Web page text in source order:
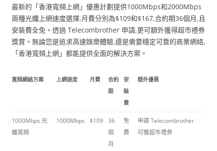
最新的「香港寬頻上網」優惠計劃提供1000Mbps和2000Mbps
兩種光纖上網速度選擇,月費分別為$109和$167,合約期36個月,且
安裝費全免。透過 Telecombrother 申請,更可額外獲得超市禮券
獎賞。無論您是追求高速娛樂體驗,還是需要穩定可靠的商業網絡,
「香港寬頻上網」都能提供全面的解決方案。
寬頻網絡方案 上網速度 月費
合約
期
安
裝
費
額外優惠
1000Mbps 光
纖寬頻
1000Mbps $109 36
個
月
免
費
申請 Telecombrother
可獲超市禮券